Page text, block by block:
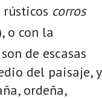
rústicos corros
o con la
de escasas
del paisaje, y
ordeña,